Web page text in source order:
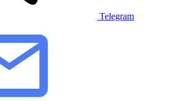
Telegram